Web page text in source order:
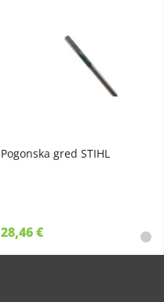
Pogonska gred STIHL
28,46 €